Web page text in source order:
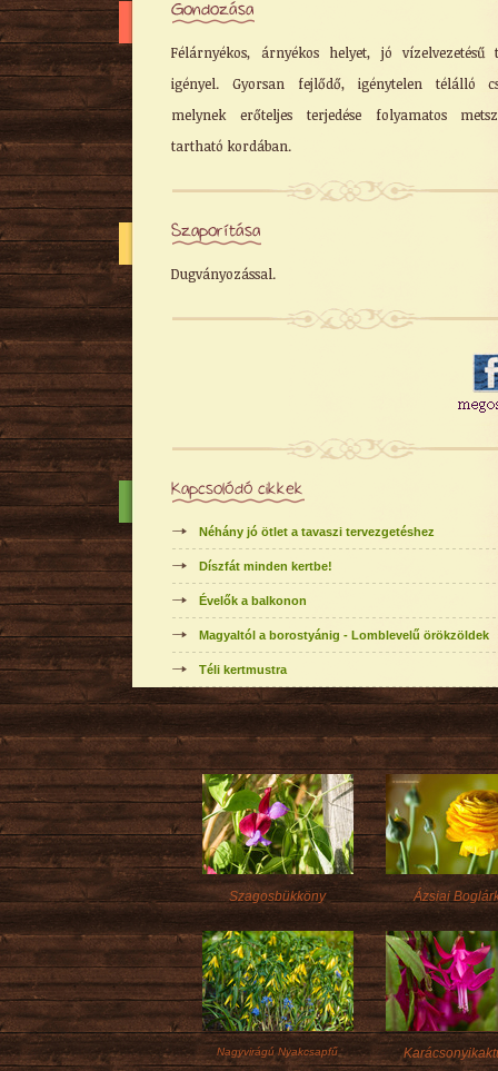
Gondozása
Félárnyékos, árnyékos helyet, jó vízelvezetésű
igényel. Gyorsan fejlődő, igénytelen télálló
melynek erőteljes terjedése folyamatos
tartható kordában.
Szaporítása
Dugványozással.
Kapcsolódó cikkek
Néhány jó ötlet a tavaszi tervezgetéshez
Díszfát minden kertbe!
Évelők a balkonon
Magyaltól a borostyánig - Lomblevelű örökzöldek
Téli kertmustra
Szagosbükköny Ázsiai
Nagyvirágú Nyakcsapfű